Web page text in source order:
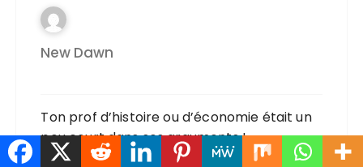
New Dawn
Ton prof d’histoire ou d’économie était un
peu court dans ses arguments !